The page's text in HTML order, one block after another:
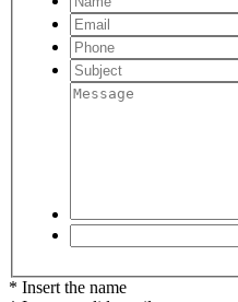
* Insert the name